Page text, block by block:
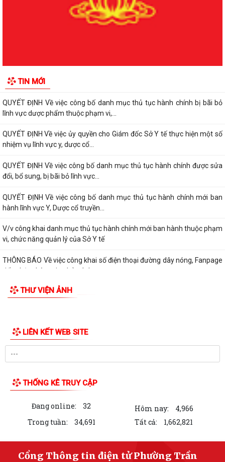
TIN MỚI
QUYẾT ĐỊNH Về việc công bố danh mục thủ tục hành chính được sửa
đổi, bổ sung, bị bãi bỏ lĩnh vực...
lĩnh vực dược phẩm thuộc phạm vi,...
QUYẾT ĐỊNH Về việc công bố danh mục thủ tục hành chính bị bãi bỏ
lĩnh vực dược phẩm thuộc phạm vi,...
QUYẾT ĐỊNH Về việc ủy quyền cho Giám đốc Sở Y tế thực hiện một số
nhiệm vụ lĩnh vực y, dược cổ...
QUYẾT ĐỊNH Về việc công bố danh mục thủ tục hành chính được sửa
đổi, bổ sung, bị bãi bỏ lĩnh vực...
QUYẾT ĐỊNH Về việc công bố danh mục thủ tục hành chính mới ban
hành lĩnh vực Y, Dược cổ truyền...
V/v công khai danh mục thủ tục hành chính mới ban hành thuộc phạm
vi, chức năng quản lý của Sở Y tế
THÔNG BÁO Về việc công khai số điện thoại đường dây nóng, Fanpage
tiếp nhận thông tin phản ánh,...
QUYẾT ĐỊNH Về việc công bố danh mục thủ tục hành chính mới ban
đổi, bổ sung và bị bãi bỏ lĩnh vực...
QUYẾT ĐỊNH Về việc công bố danh mục thủ tục hành chính được sửa
đổi, bổ sung và bị bãi bỏ lĩnh vực...
Kế hoạch tuyên truyền vận động và tổ chức ngày hội hiến máu tình
BÀI TUYÊN TRUYỀN Kỷ niệm 101 năm Ngày Báo chí Cách mạng Việt
Nam (21/6/1925 - 21/6/2026)
QUYẾT ĐỊNH Về việc ủy quyền cho Giám đốc Sở Y tế thực hiện giải
quyết thủ tục hành chính lĩnh vực y...
THƯ VIỆN ẢNH